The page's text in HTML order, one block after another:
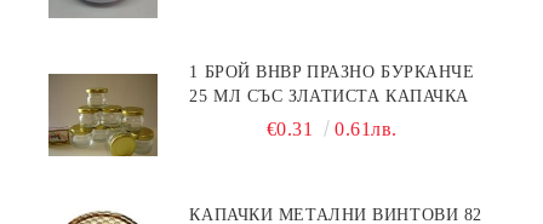
1 БРОЙ BHBP ПРАЗНО БУРКАНЧЕ
25 МЛ СЪС ЗЛАТИСТА КАПАЧКА
€0.31 0.61лв.
КАПАЧКИ МЕТАЛНИ ВИНТОВИ 82